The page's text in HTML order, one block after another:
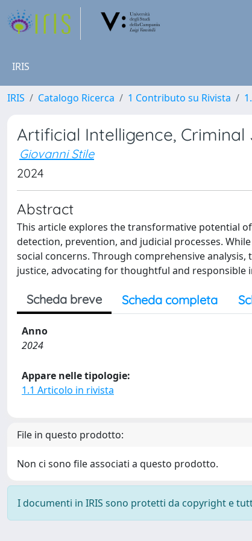
IRIS
IRIS Catalogo Ricerca 1 Contributo su Rivista
Artificial Intelligence,
Giovanni Stile
2024
Abstract
This article explores the transformative potential
detection, prevention, and judicial processes.
social concerns. Through comprehensive
justice, advocating for thoughtful and
Scheda breve Scheda completa
Anno
2024
Appare nelle tipologie:
1.1 Articolo in rivista
File in questo prodotto:
Non ci sono file associati a questo prodotto.
I documenti in IRIS sono protetti da copyright e